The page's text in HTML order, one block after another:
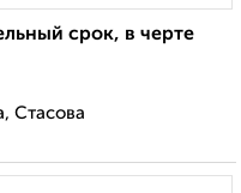
срок, в черте
Стасова